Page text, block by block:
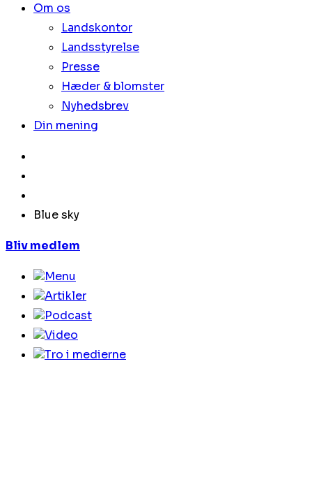
Om os
Landskontor
Landsstyrelse
Presse
Hæder & blomster
Nyhedsbrev
Din mening
Blue sky
Bliv medlem
Menu
Artikler
Podcast
Video
Tro i medierne